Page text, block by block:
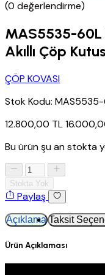
(0 değerlendirme)
MAS5535-60L
Akıllı Çöp
ÇÖP KOVASI
Stok Kodu:
12.800,00 TL
Bu ürün şu an stokta
Stokta Yok
Paylaş
Açıklama Taksit
Ürün Açıklaması